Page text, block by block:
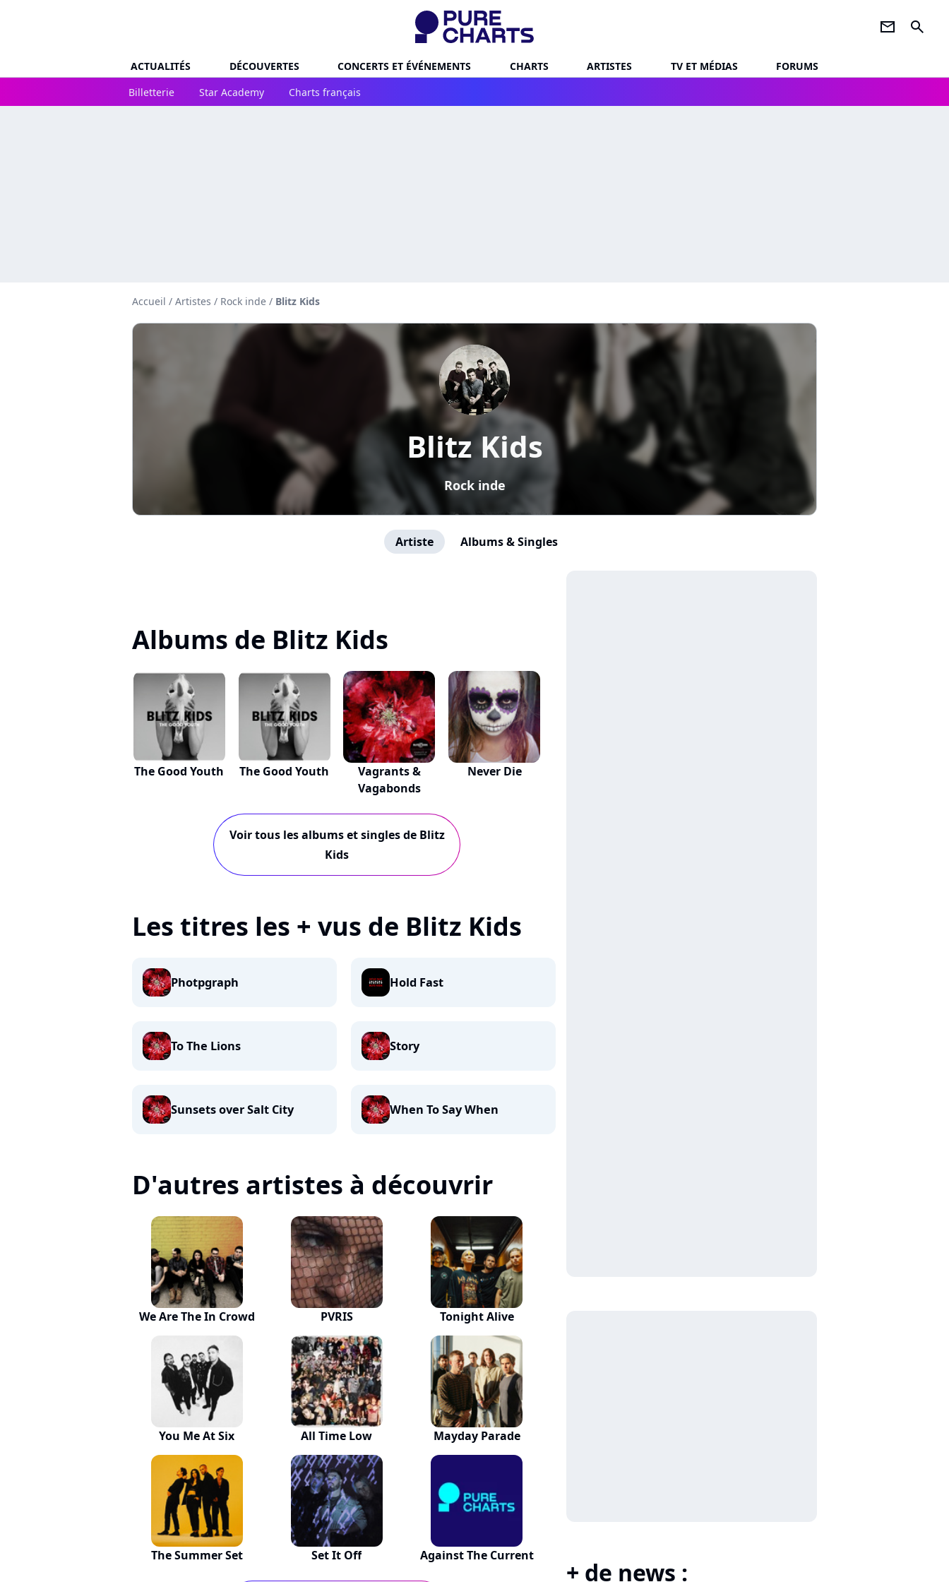
newsletter search
ACTUALITÉS DÉCOUVERTES CONCERTS ET ÉVÉNEMENTS CHARTS ARTISTES TV ET MÉDIAS
FORUMS
Billetterie
Star Academy Charts français
Accueil / Artistes / Rock inde / Blitz Kids
Blitz Kids
Rock inde
Artiste Albums & Singles
Albums de Blitz Kids
The Good Youth The Good Youth
Vagrants &
Vagabonds
Never Die
Voir tous les albums et singles de Blitz
Kids
Les titres les + vus de Blitz Kids
Photpgraph Hold Fast
To The Lions Story
Sunsets over Salt City When To Say When
D'autres artistes à découvrir
We Are The In Crowd PVRIS Tonight Alive
You Me At Six All Time Low Mayday Parade
The Summer Set Set It Off Against The Current
+ de news :